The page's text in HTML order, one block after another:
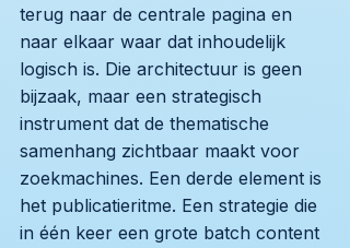
terug naar de centrale pagina en
naar elkaar waar dat inhoudelijk
logisch is. Die architectuur is geen
bijzaak, maar een strategisch
instrument dat de thematische
samenhang zichtbaar maakt voor
zoekmachines. Een derde element is
het publicatieritme. Een strategie die
in één keer een grote batch content